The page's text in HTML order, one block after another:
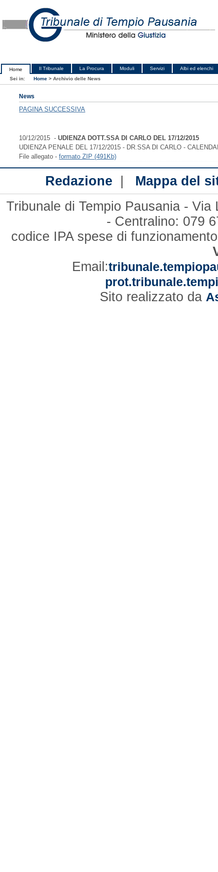
Home Il Tribunale La Procura Moduli Servizi
Albi ed elenchi
Sei in:
Home > Archivio delle News
News
PAGINA SUCCESSIVA
10/12/2015 -UDIENZA DOTT.SSA DI CARLO DEL 17/12/2015
UDIENZA PENALE DEL 17/12/2015 - DR.SSA DI CARLO -
File allegato -formato ZIP (491Kb)
Redazione
Mappa del
Tribunale di Tempio Pausania -
- Centralino: 079
codice IPA spese di
Email:
Sito realizzato da